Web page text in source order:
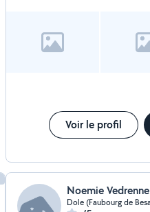
Voir le profil
Noemie Vedrenne